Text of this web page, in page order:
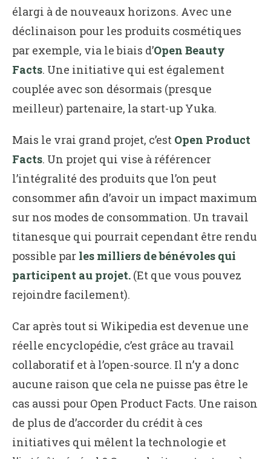
élargi à de nouveaux horizons. Avec une
déclinaison pour les produits cosmétiques
par exemple, via le biais d’Open Beauty
Facts. Une initiative qui est également
couplée avec son désormais (presque
meilleur) partenaire, la start-up Yuka.
Mais le vrai grand projet, c’est Open Product
Facts. Un projet qui vise à référencer
l’intégralité des produits que l’on peut
consommer afin d’avoir un impact maximum
sur nos modes de consommation. Un travail
titanesque qui pourrait cependant être rendu
possible par les milliers de bénévoles qui
participent au projet. (Et que vous pouvez
rejoindre facilement).
Car après tout si Wikipedia est devenue une
réelle encyclopédie, c’est grâce au travail
collaboratif et à l’open-source. Il n’y a donc
aucune raison que cela ne puisse pas être le
cas aussi pour Open Product Facts. Une raison
de plus de d’accorder du crédit à ces
initiatives qui mêlent la technologie et